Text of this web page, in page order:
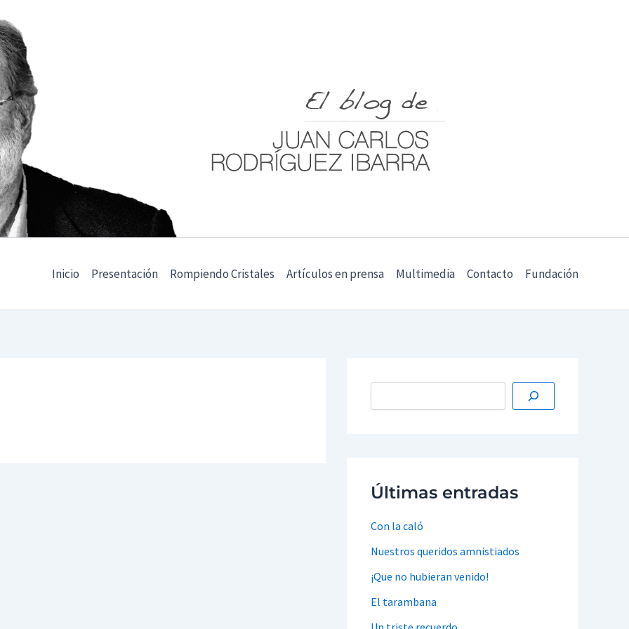
Inicio Presentación Rompiendo Cristales Artículos en prensa Multimedia Contacto Fundación
Últimas entradas
Con la caló
Nuestros queridos amnistiados
¡Que no hubieran venido!
El tarambana